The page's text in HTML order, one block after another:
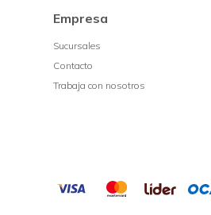
Empresa
Sucursales
Contacto
Trabaja con nosotros